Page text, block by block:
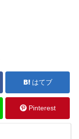
はてブ
Pinterest